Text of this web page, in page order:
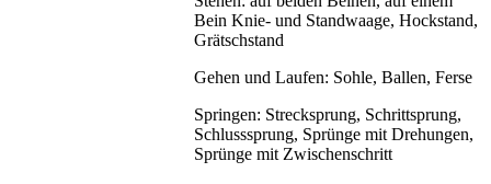
Bein Knie- und Standwaage, Hockstand,
Grätschstand
Gehen und Laufen: Sohle, Ballen, Ferse
Springen: Strecksprung, Schrittsprung,
Schlusssprung, Sprünge mit Drehungen,
Sprünge mit Zwischenschritt